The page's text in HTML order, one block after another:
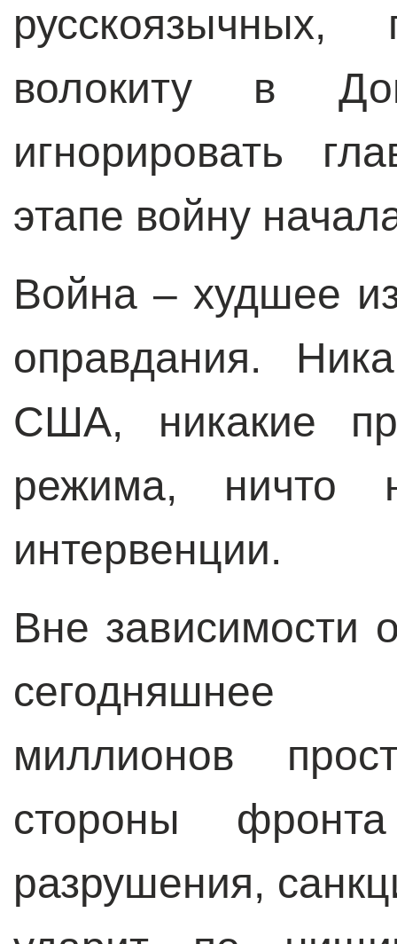
русскоязычных,
волокиту в
игнорировать
этапе войну
Война – худшее
оправдания.
США, никакие
режима, ничто
интервенции.
Вне зависимости
сегодняшнее
миллионов
стороны
разрушения,